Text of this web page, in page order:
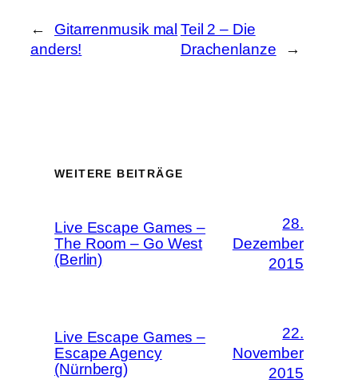
←
Gitarrenmusik mal
anders!
Teil 2 – Die
Drachenlanze
→
WEITERE BEITRÄGE
Live Escape Games –
The Room – Go West
(Berlin)
28.
Dezember
2015
Live Escape Games –
Escape Agency
(Nürnberg)
22.
November
2015